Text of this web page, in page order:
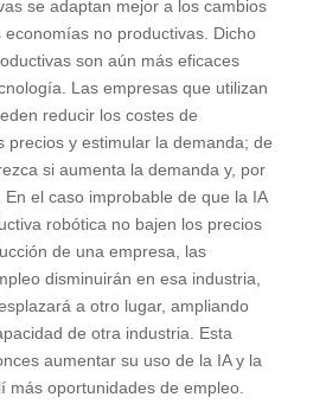
se adaptan mejor a los cambios
no productivas. Dicho
son aún más eficaces
Las empresas que utilizan
reducir los costes de
precios y estimular la demanda; de
si aumenta la demanda y, por
el caso improbable de que la IA
robótica no bajen los precios
de una empresa, las
disminuirán en esa industria,
a otro lugar, ampliando
de otra industria. Esta
aumentar su uso de la IA y la
más oportunidades de empleo.